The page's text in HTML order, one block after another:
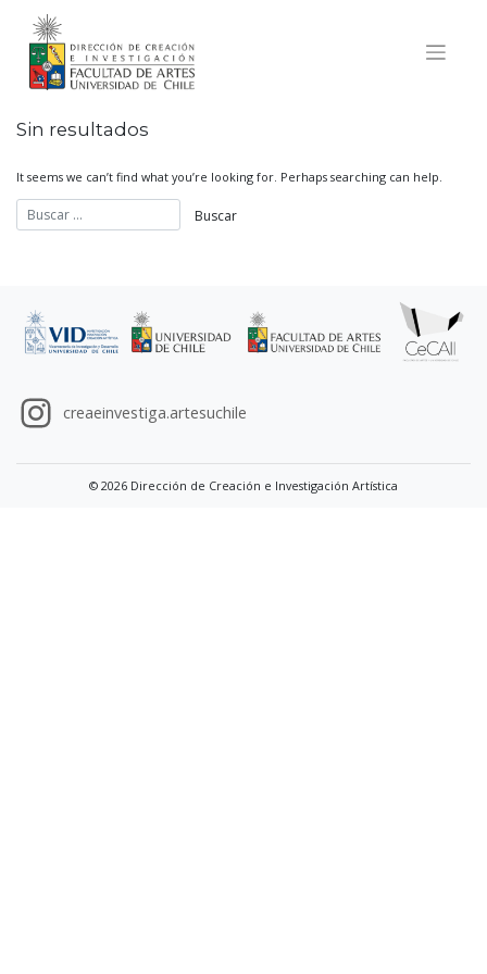
content
Sin resultados
It seems we can’t find what you’re looking for. Perhaps searching can help.
creaeinvestiga.artesuchile
© 2026 Dirección de Creación e Investigación Artística